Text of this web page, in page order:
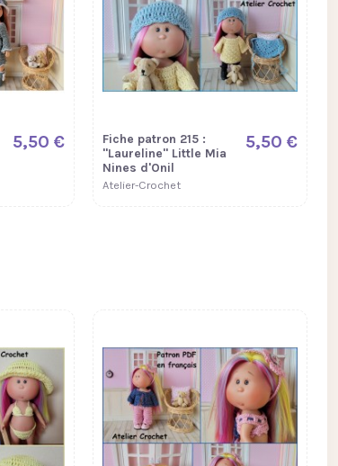
5,50 €
Fiche patron 215 :
"Laureline" Little Mia
Nines d'Onil
Atelier-Crochet
5,50 €